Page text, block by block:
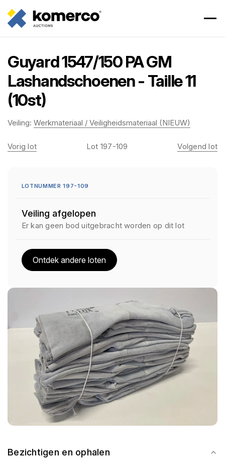
Guyard 1547/150 PA GM
Lashandschoenen - Taille 11
(10st)
Veiling: Werkmateriaal / Veiligheidsmateriaal (NIEUW)
Bezichtigen en ophalen
Vorig lot Lot 197-109 Volgend lot
LOTNUMMER 197-109
Veiling afgelopen
Er kan geen bod uitgebracht worden op dit lot
Ontdek andere loten